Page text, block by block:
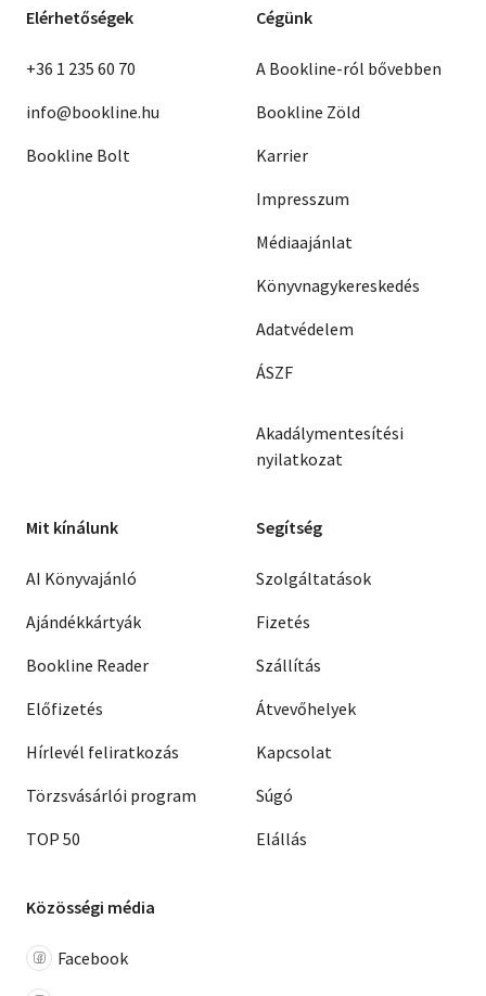
Elérhetőségek
+36 1 235 60 70
info@bookline.hu
Bookline Bolt
Cégünk
A Bookline-ról bővebben
Bookline Zöld
Karrier
Impresszum
Médiaajánlat
Könyvnagykereskedés
Adatvédelem
ÁSZF
Akadálymentesítési
nyilatkozat
Mit kínálunk
AI Könyvajánló
Ajándékkártyák
Bookline Reader
Előfizetés
Hírlevél feliratkozás
Törzsvásárlói program
TOP 50
Segítség
Szolgáltatások
Fizetés
Szállítás
Átvevőhelyek
Kapcsolat
Súgó
Elállás
Közösségi média
Facebook